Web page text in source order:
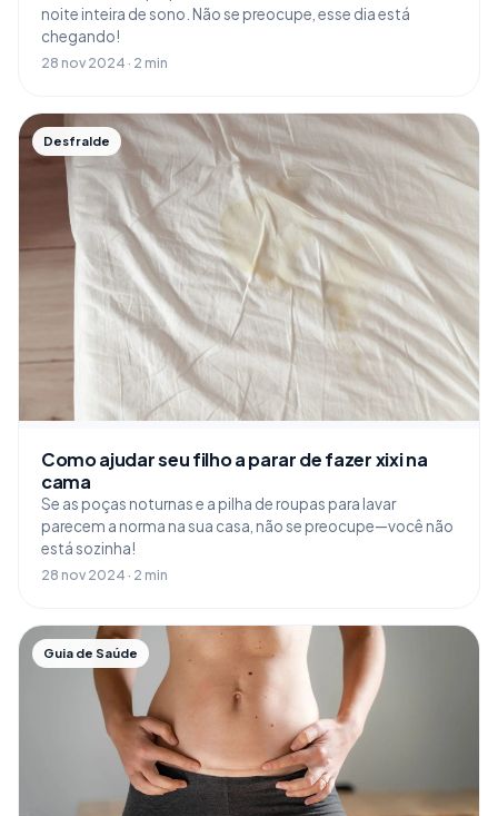
noite inteira de sono. Não se preocupe, esse dia está
chegando!
28 nov 2024 · 2 min
Desfralde
Como ajudar seu filho a parar de fazer xixi na
cama
Se as poças noturnas e a pilha de roupas para lavar
parecem a norma na sua casa, não se preocupe—você não
está sozinha!
28 nov 2024 · 2 min
Guia de Saúde